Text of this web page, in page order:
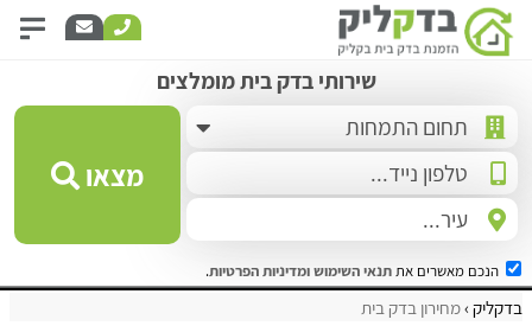
שירותי בדק בית מומלצים
מצאו
הנכם מאשרים אתתנאי השימושומדיניות הפרטיות.
בדקליק מחירון בדק בית